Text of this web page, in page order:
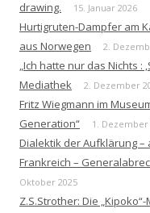
drawing.
15. Januar 2026
Hurtigruten-Dampfer am
aus Norwegen
2.
„Ich hatte nur das Nichts :
Mediathek
2. Dezember
Fritz Wiegmann im
Generation“
1. Dezember
Dialektik der Aufklärung –
Frankreich –
Oktober 2025
Z.S.Strother: Die